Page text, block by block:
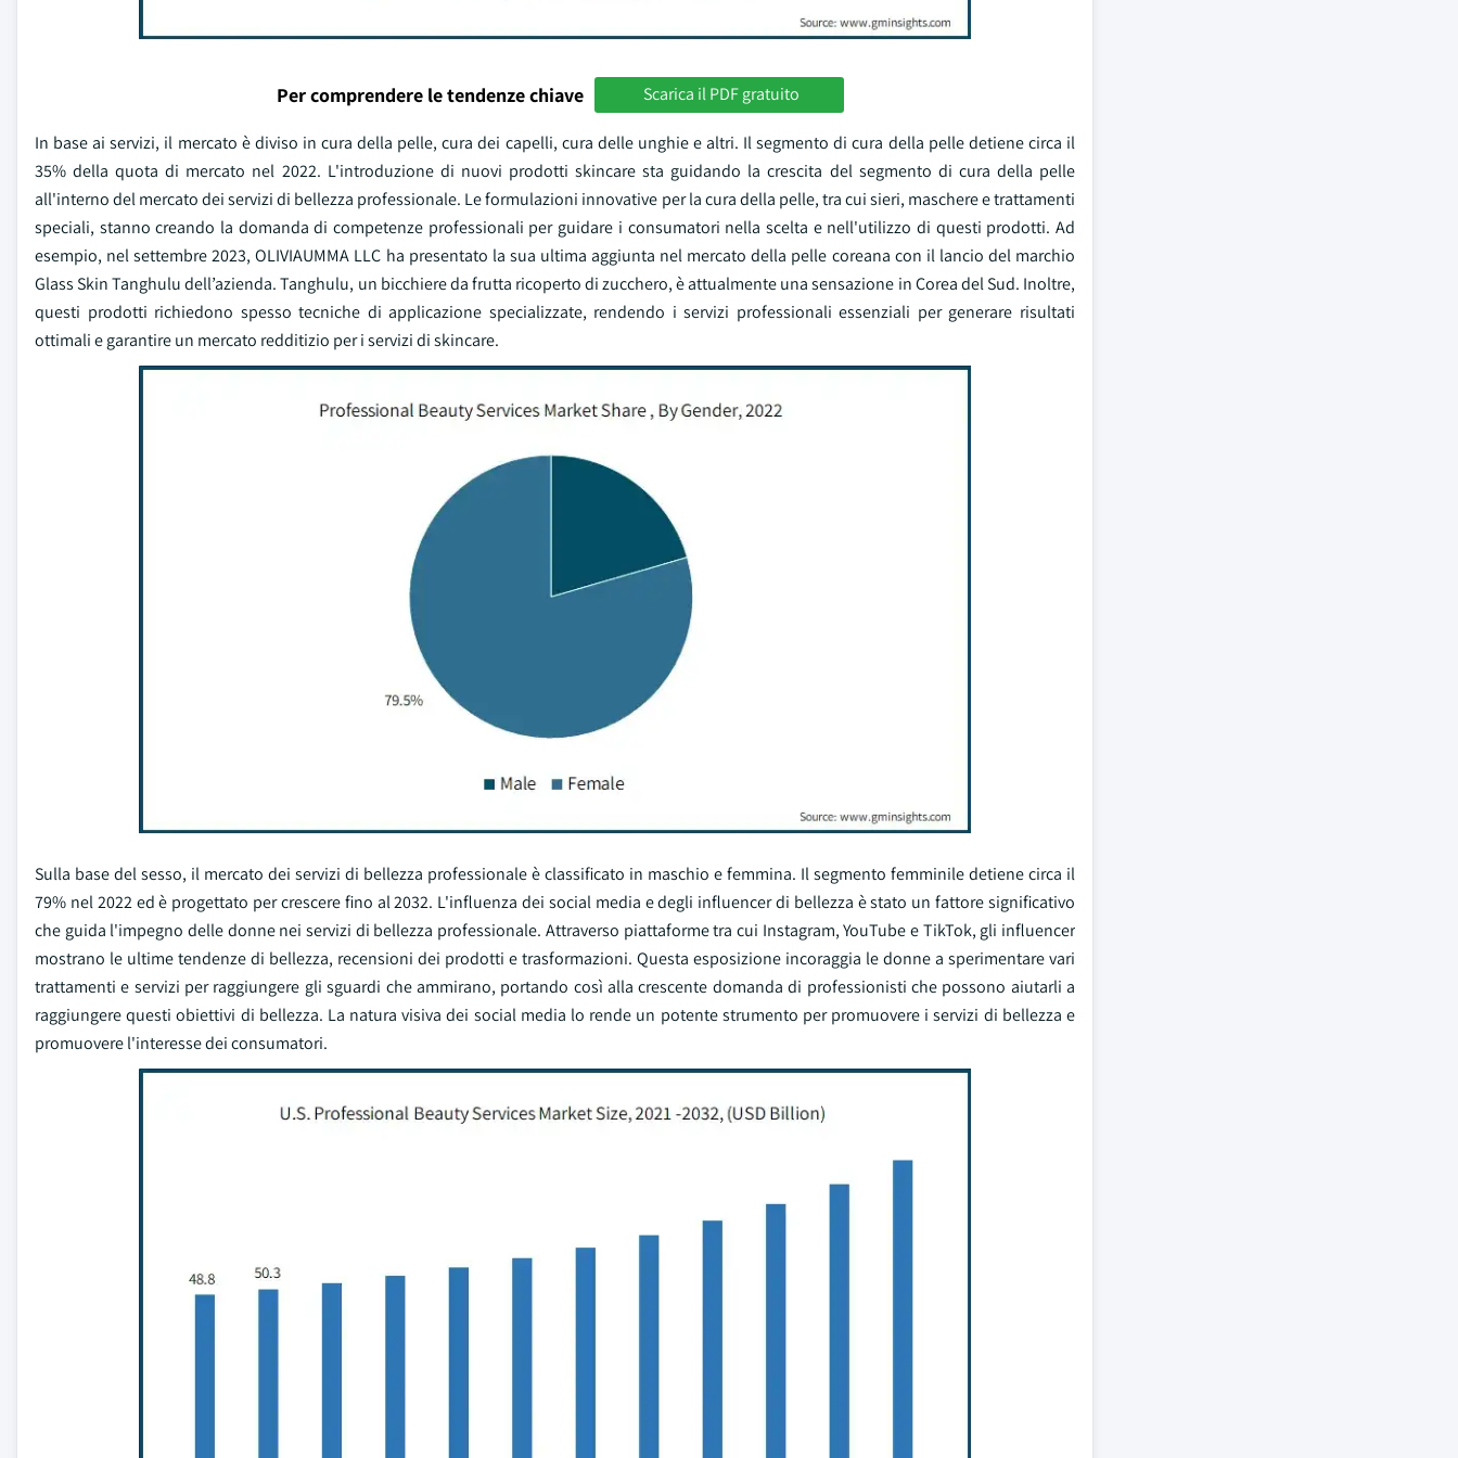
Per comprendere le tendenze chiave Scarica il PDF gratuito
In base ai servizi, il mercato è diviso in cura della pelle, cura dei capelli, cura delle unghie e altri. Il segmento di cura della pelle detiene circa il
35% della quota di mercato nel 2022. L'introduzione di nuovi prodotti skincare sta guidando la crescita del segmento di cura della pelle
all'interno del mercato dei servizi di bellezza professionale. Le formulazioni innovative per la cura della pelle, tra cui sieri, maschere e trattamenti
speciali, stanno creando la domanda di competenze professionali per guidare i consumatori nella scelta e nell'utilizzo di questi prodotti. Ad
esempio, nel settembre 2023, OLIVIAUMMA LLC ha presentato la sua ultima aggiunta nel mercato della pelle coreana con il lancio del marchio
Glass Skin Tanghulu dell’azienda. Tanghulu, un bicchiere da frutta ricoperto di zucchero, è attualmente una sensazione in Corea del Sud. Inoltre,
questi prodotti richiedono spesso tecniche di applicazione specializzate, rendendo i servizi professionali essenziali per generare risultati
ottimali e garantire un mercato redditizio per i servizi di skincare.
Sulla base del sesso, il mercato dei servizi di bellezza professionale è classificato in maschio e femmina. Il segmento femminile detiene circa il
79% nel 2022 ed è progettato per crescere fino al 2032. L'influenza dei social media e degli influencer di bellezza è stato un fattore significativo
che guida l'impegno delle donne nei servizi di bellezza professionale. Attraverso piattaforme tra cui Instagram, YouTube e TikTok, gli influencer
mostrano le ultime tendenze di bellezza, recensioni dei prodotti e trasformazioni. Questa esposizione incoraggia le donne a sperimentare vari
trattamenti e servizi per raggiungere gli sguardi che ammirano, portando così alla crescente domanda di professionisti che possono aiutarli a
raggiungere questi obiettivi di bellezza. La natura visiva dei social media lo rende un potente strumento per promuovere i servizi di bellezza e
promuovere l'interesse dei consumatori.